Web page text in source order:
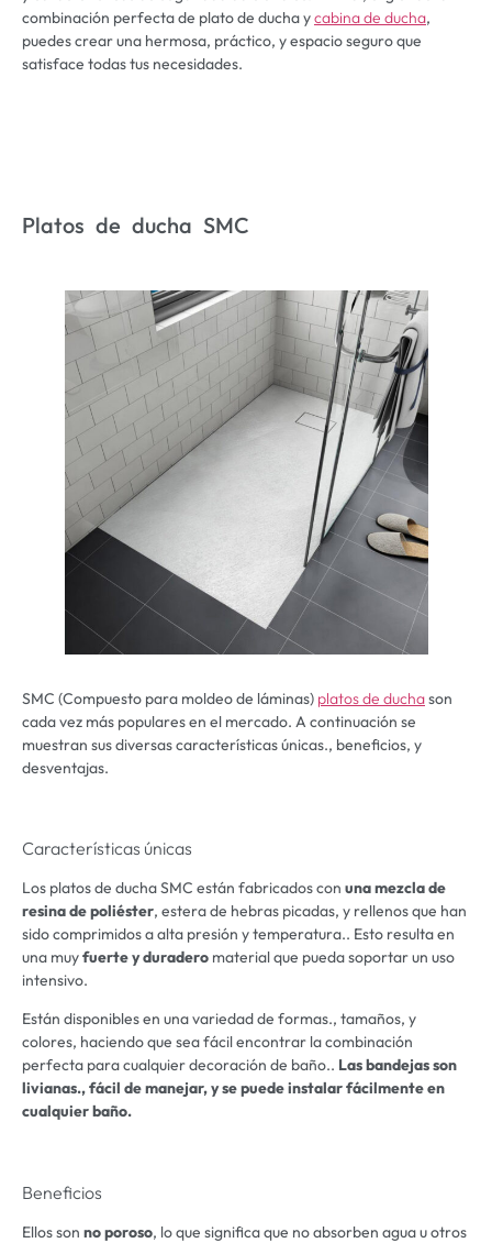
combinación perfecta de plato de ducha ycabina de ducha,
puedes crear una hermosa, práctico, y espacio seguro que
satisface todas tus necesidades.
Platos de ducha SMC
SMC (Compuesto para moldeo de láminas) platos de duchason
cada vez más populares en el mercado. A continuación se
muestran sus diversas características únicas., beneficios, y
desventajas.
Características únicas
Los platos de ducha SMC están fabricados con una mezcla de
resina de poliéster, estera de hebras picadas, y rellenos que han
sido comprimidos a alta presión y temperatura.. Esto resulta en
una muyfuerte y duradero material que pueda soportar un uso
intensivo.
Están disponibles en una variedad de formas., tamaños, y
colores, haciendo que sea fácil encontrar la combinación
perfecta para cualquier decoración de baño.. Las bandejas son
livianas., fácil de manejar, y se puede instalar fácilmente en
cualquier baño.
Beneficios
Ellos son no poroso, lo que significa que no absorben agua u otros